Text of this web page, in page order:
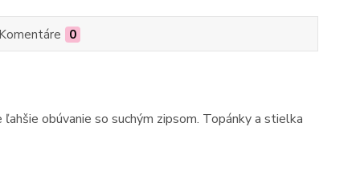
0
obúvanie so suchým zipsom. Topánky a stielka